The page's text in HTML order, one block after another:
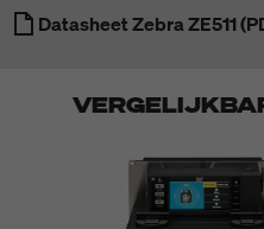
Datasheet Zebra ZE511